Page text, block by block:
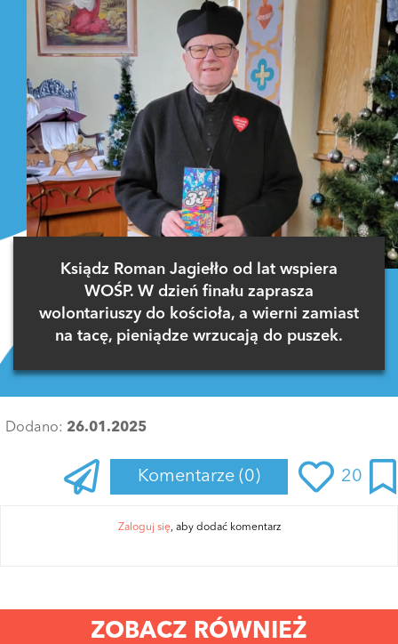
Ksiądz Roman Jagiełło od lat wspiera
WOŚP. W dzień finału zaprasza
wolontariuszy do kościoła, a wierni zamiast
na tacę, pieniądze wrzucają do puszek.
Dodano: 26.01.2025
Komentarze (0) 20
Zaloguj się, aby dodać komentarz
ZOBACZ RÓWNIEŻ